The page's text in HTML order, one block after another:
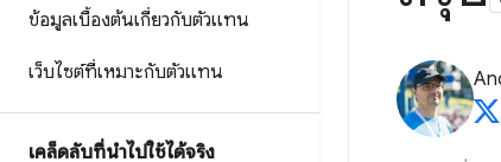
ข้อมูลเบื้องต้นเกี่ยวกับตัวแทน
เว็บไซต์ที่เหมาะกับตัวแทน
เคล็ดลับที่นำไปใช้ได้จริง